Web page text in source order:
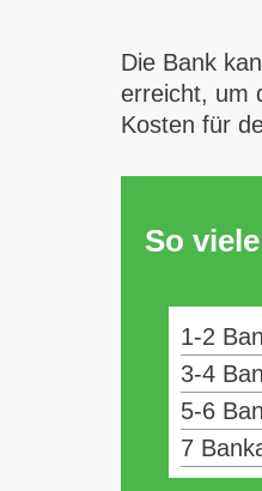
Die Bank
erreicht, um
Kosten für
So
1-2
3-4
5-6
7